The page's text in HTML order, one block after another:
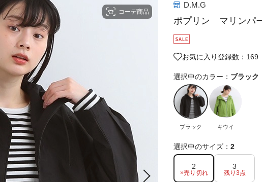
コーデ商品
D.M.G
ポプリン マリンパ
お気に入り登録数：169
選択中のカラー： ブラック
ブラック キウイ
選択中のサイズ： 2
2
×売り切れ
3
残り3点